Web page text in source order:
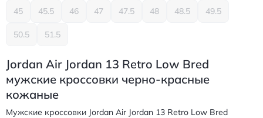
45 45.5 46 47 47.5 48 48.5 49.5
50.5 51.5
Jordan Air Jordan 13 Retro Low Bred
мужские кроссовки черно-красные
кожаные
Мужские кроссовки Jordan Air Jordan 13 Retro Low Bred